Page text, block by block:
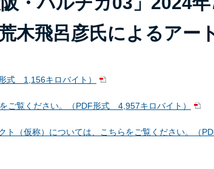
木飛呂彦氏によるアー
式 1,156キロバイト）
ご覧ください。（PDF形式 4,957キロバイト）
ト（仮称）については、こちらをご覧ください。（